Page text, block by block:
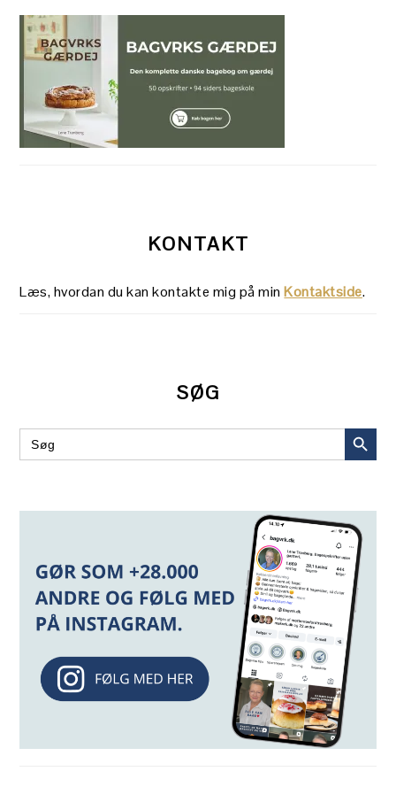
KONTAKT
Læs, hvordan du kan kontakte mig på minKontaktside.
SØG
Search
for:
SEARCH